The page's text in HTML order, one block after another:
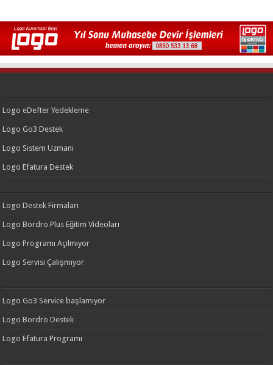
Logo eDefter Yedekleme
Logo Go3 Destek
Logo Sistem Uzmanı
Logo Efatura Destek
Logo Destek Firmaları
Logo Bordro Plus Eğitim Videoları
Logo Programı Açılmıyor
Logo Servisi Çalışmıyor
Logo Go3 Service başlamıyor
Logo Bordro Destek
Logo Efatura Programı